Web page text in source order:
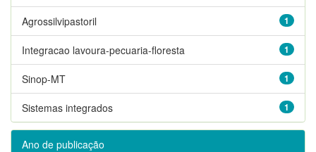
1
Agrossilvipastoril
1
Integracao lavoura-pecuaria-floresta
1
Sinop-MT
1
Sistemas integrados
Ano de publicação